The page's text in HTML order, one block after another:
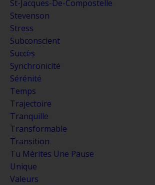
St-Jacques-De-Compostelle
Stevenson
Stress
Subconscient
Succès
Synchronicité
Sérénité
Temps
Trajectoire
Tranquille
Transformable
Transition
Tu Mérites Une Pause
Unique
Valeurs